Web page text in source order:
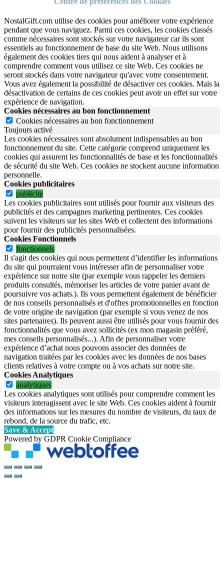
NostalGift.com utilise des cookies pour améliorer votre expérience
pendant que vous naviguez. Parmi ces cookies, les cookies classés
comme nécessaires sont stockés sur votre navigateur car ils sont
essentiels au fonctionnement de base du site Web. Nous utilisons
également des cookies tiers qui nous aident à analyser et à
comprendre comment vous utilisez ce site Web. Ces cookies ne
seront stockés dans votre navigateur qu'avec votre consentement.
Vous avez également la possibilité de désactiver ces cookies. Mais la
désactivation de certains de ces cookies peut avoir un effet sur votre
expérience de navigation.
Cookies nécessaires au bon fonctionnement
Cookies nécessaires au bon fonctionnement
Toujours activé
Les cookies nécessaires sont absolument indispensables au bon
fonctionnement du site. Cette catégorie comprend uniquement les
cookies qui assurent les fonctionnalités de base et les fonctionnalités
de sécurité du site Web. Ces cookies ne stockent aucune information
personnelle.
Cookies publicitaires
publicite
Les cookies publicitaires sont utilisés pour fournir aux visiteurs des
publicités et des campagnes marketing pertinentes. Ces cookies
suivent les visiteurs sur les sites Web et collectent des informations
pour fournir des publicités personnalisées.
Cookies Fonctionnels
fonctionnels
Il s'agit des cookies qui nous permettent d’identifier les informations
du site qui pourraient vous intéresser afin de personnaliser votre
expérience sur notre site (par exemple vous rappeler les derniers
produits consultés, mémoriser les articles de votre panier avant de
poursuivre vos achats.). Ils vous permettent également de bénéficier
de nos conseils personnalisés et d'offres promotionnelles en fonction
de votre origine de navigation (par exemple si vous venez de nos
sites partenaires). Ils peuvent aussi être utilisés pour vous fournir des
fonctionnalités que vous avez sollicités (ex mon magasin préféré,
mes conseils personnalisés...). Afin de personnaliser votre
expérience d’achat nous pouvons associer des données de
navigation traitées par les cookies avec les données de nos bases
clients relatives à votre compte ou à vos achats sur notre site.
Cookies Analytiques
analytiques
Les cookies analytiques sont utilisés pour comprendre comment les
visiteurs interagissent avec le site Web. Ces cookies aident à fournir
des informations sur les mesures du nombre de visiteurs, du taux de
rebond, de la source du trafic, etc.
Save & Accept
Powered by GDPR Cookie Compliance